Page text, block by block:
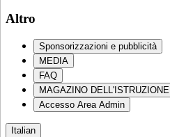
Altro
Sponsorizzazioni e pubblicità
MEDIA
FAQ
MAGAZINO DELL'ISTRUZIONE
Accesso Area Admin
Italian